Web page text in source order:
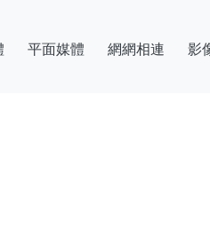
平面媒體 網網相連 影